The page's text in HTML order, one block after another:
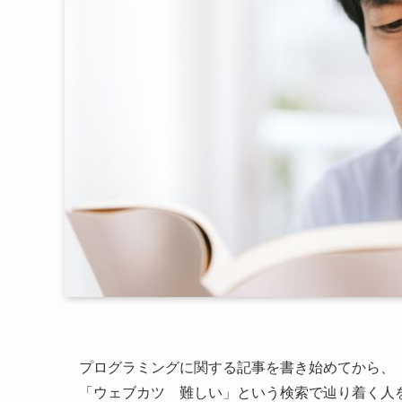
プログラミングに関する記事を書き始めてから、
「ウェブカツ 難しい」という検索で辿り着く人